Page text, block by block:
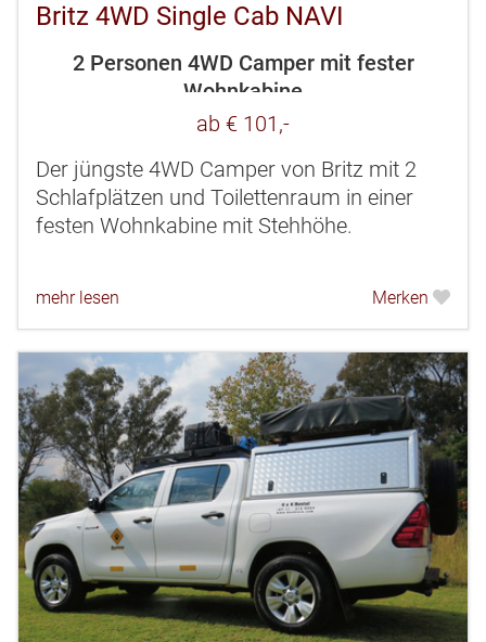
Britz 4WD Single Cab NAVI
2 Personen 4WD Camper mit fester
Wohnkabine
ab € 101,-
Der jüngste 4WD Camper von Britz mit 2
Schlafplätzen und Toilettenraum in einer
festen Wohnkabine mit Stehhöhe.
mehr lesen Merken